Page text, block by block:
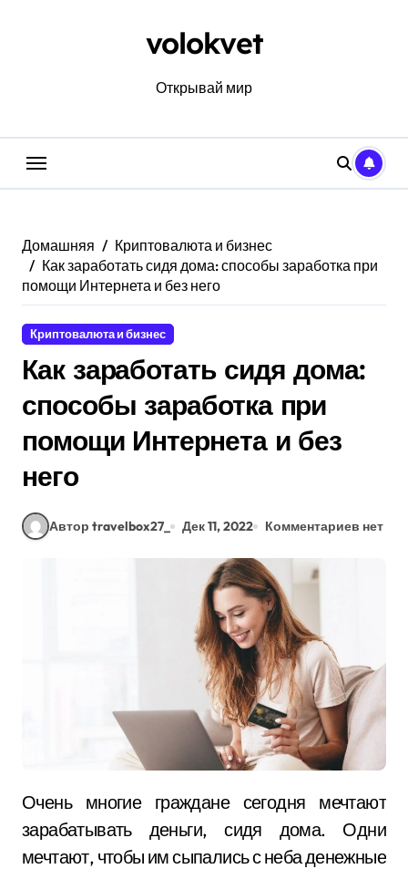
volokvet
Открывай мир
Домашняя
Криптовалюта и бизнес
Как заработать сидя дома: способы заработка при
помощи Интернета и без него
Криптовалюта и бизнес
Как заработать сидя дома:
способы заработка при
помощи Интернета и без
него
Автор travelbox27_ Дек 11, 2022 Комментариев нет
Очень многие граждане сегодня мечтают
зарабатывать деньги, сидя дома. Одни
мечтают, чтобы им сыпались с неба денежные